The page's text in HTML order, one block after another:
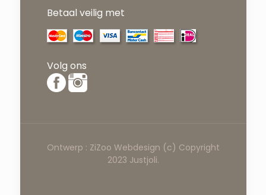
Betaal veilig met
Volg ons
Ontwerp : ZiZoo Webdesign (c) Copyright
2023 Justjoli.